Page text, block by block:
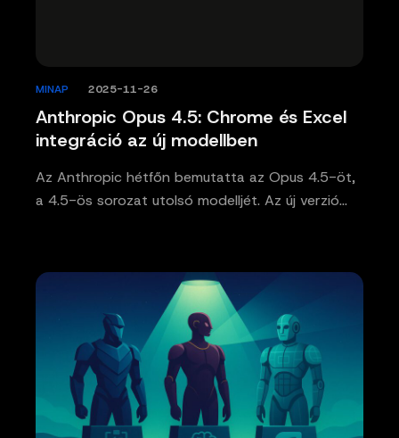
Anthropic Opus 4.5: Chrome és Excel
integráció az új modellben
MINAP 2025-11-26
Az Anthropic hétfőn bemutatta az Opus 4.5-öt,
a 4.5-ös sorozat utolsó modelljét. Az új verzió…